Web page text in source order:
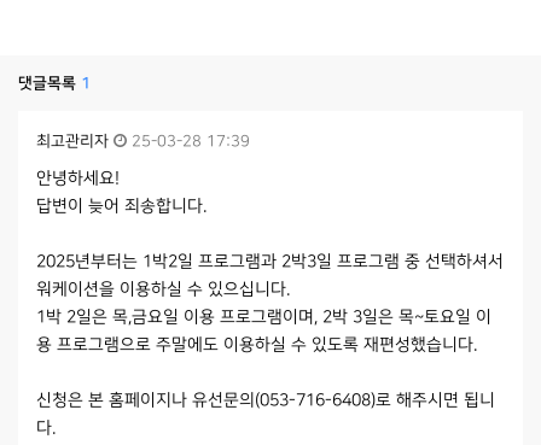
댓글목록 1
최고관리자 25-03-28 17:39
안녕하세요!
답변이 늦어 죄송합니다.
2025년부터는 1박2일 프로그램과 2박3일 프로그램 중 선택하셔서
워케이션을 이용하실 수 있으십니다.
1박 2일은 목,금요일 이용 프로그램이며, 2박 3일은 목~토요일 이
용 프로그램으로 주말에도 이용하실 수 있도록 재편성했습니다.
신청은 본 홈페이지나 유선문의(053-716-6408)로 해주시면 됩니
다.